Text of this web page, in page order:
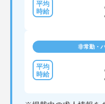
非常勤・